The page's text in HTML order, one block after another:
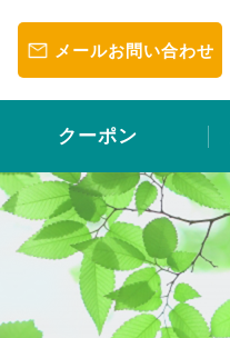
メールお問い合わせ
クーポン